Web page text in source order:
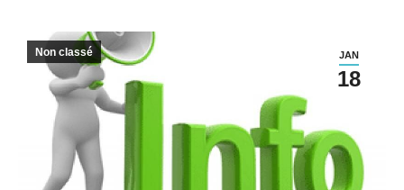
JAN
18
Non classé